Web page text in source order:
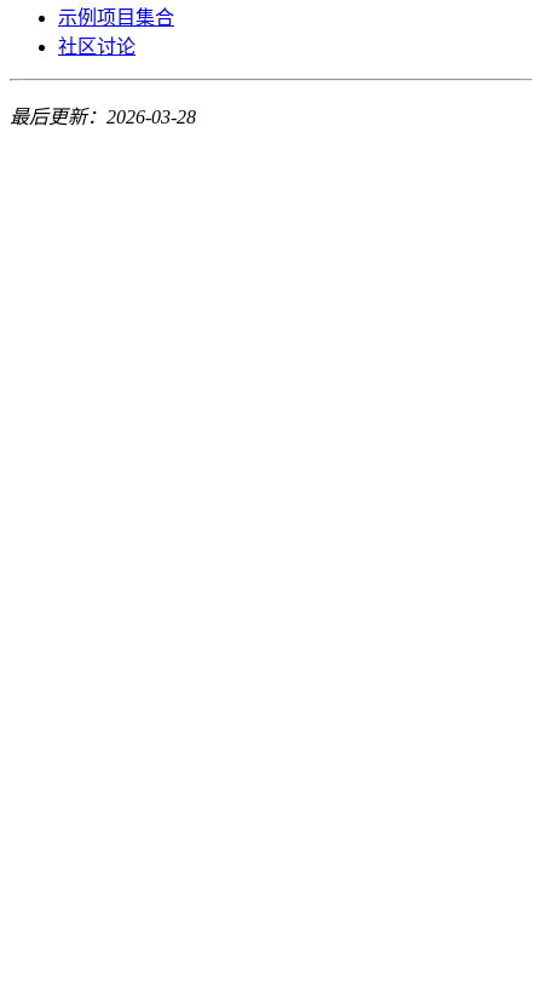
示例项目集合
社区讨论
最后更新：2026-03-28